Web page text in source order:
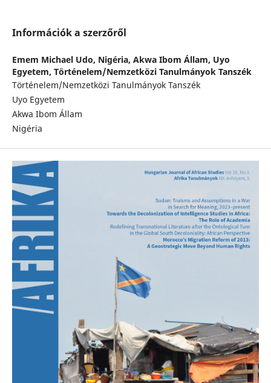
Információk a szerzőről
Emem Michael Udo, Nigéria, Akwa Ibom Állam, Uyo
Egyetem, Történelem/Nemzetközi Tanulmányok Tanszék
Történelem/Nemzetközi Tanulmányok Tanszék
Uyo Egyetem
Akwa Ibom Állam
Nigéria